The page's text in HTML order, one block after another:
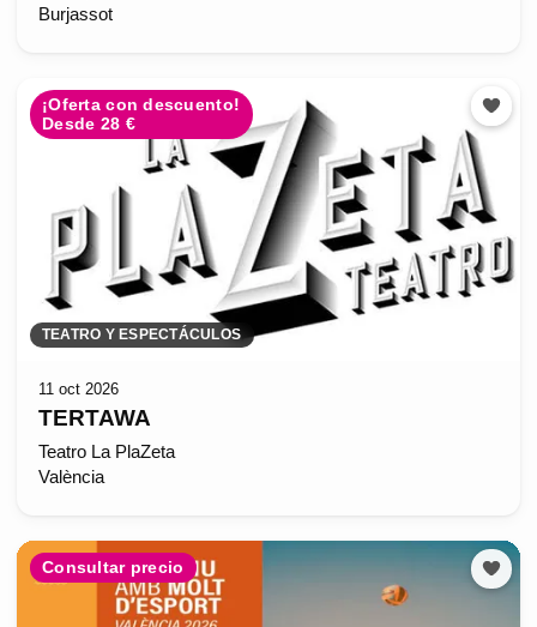
Burjassot
¡Oferta con descuento!
Desde 28 €
TEATRO Y ESPECTÁCULOS
11 oct 2026
TERTAWA
Teatro La PlaZeta
València
Consultar precio